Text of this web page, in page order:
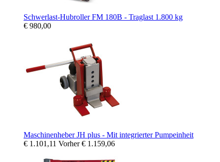
Schwerlast-Hubroller FM 180B - Traglast 1.800 kg
€ 980,00
Maschinenheber JH plus - Mit integrierter Pumpeinheit
€ 1.101,11 Vorher€ 1.159,06